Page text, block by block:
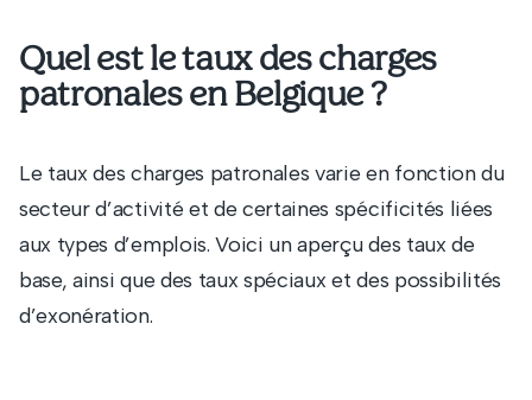
Quel est le taux des charges
patronales en Belgique ?
Le taux des charges patronales varie en fonction du
secteur d’activité et de certaines spécificités liées
aux types d’emplois. Voici un aperçu des taux de
base, ainsi que des taux spéciaux et des possibilités
d’exonération.